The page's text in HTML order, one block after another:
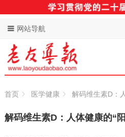
网站导航
首页 医学健康 解码维生素D：
解码维生素D：人体健康的“